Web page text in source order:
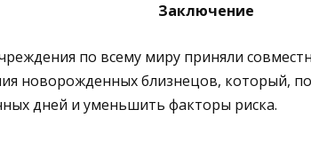
Заключение
по всему миру приняли
новорожденных близнецов, который,
дней и уменьшить факторы риска.